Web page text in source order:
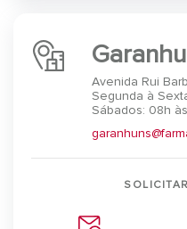
Avenida Rui
Segunda à
Sábados: 08h